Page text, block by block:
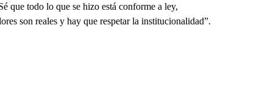
que todo lo que se hizo está conforme a ley,
son reales y hay que respetar la institucionalidad”.